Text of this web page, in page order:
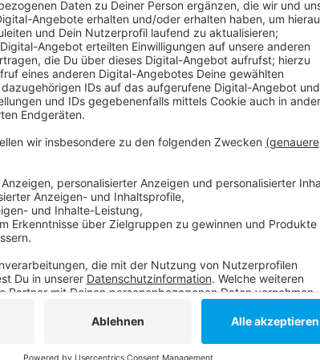
Das Label möchte mit diesem Court-Projekt mehr
Jugendliche in der Stadt, insbesondere im Stadtteil
Zukünftig sollen hier sportliche Aktivitäten für Kinder
sozialem Handlungsbedarf stattfinden, wie z.B.
Samstag, 26. August 2023, ab 11 Uhr
Stadt-Natur-Park Flingern, Schlüterstraße 18,
Durch Treffer auf den Korb kann man Hoodies oder T-